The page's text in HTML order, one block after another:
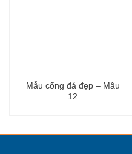
Mẫu cổng đá đẹp – Mâu
12